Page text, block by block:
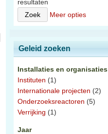
resultaten
Meer opties
Geleid zoeken
Installaties en organisaties
Instituten (1)
Internationale projecten (2)
Onderzoeksreactoren (5)
Verrijking (1)
Jaar